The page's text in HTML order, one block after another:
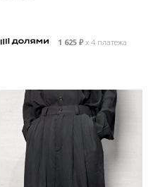
1 625 ₽х 4 платежа